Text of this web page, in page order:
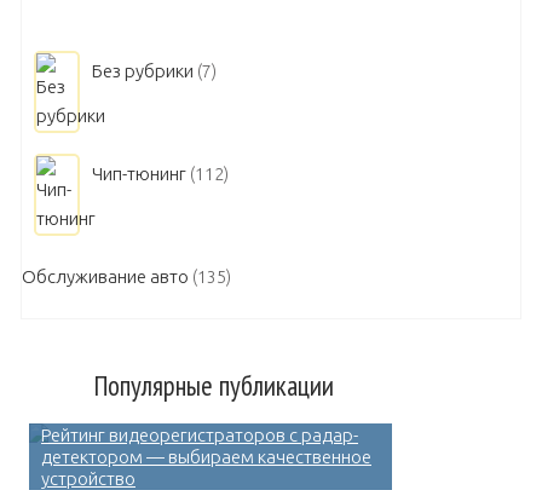
Без рубрики (7)
Чип-тюнинг (112)
Обслуживание авто (135)
Популярные публикации
Рейтинг видеорегистраторов с радар-
детектором — выбираем качественное
устройство